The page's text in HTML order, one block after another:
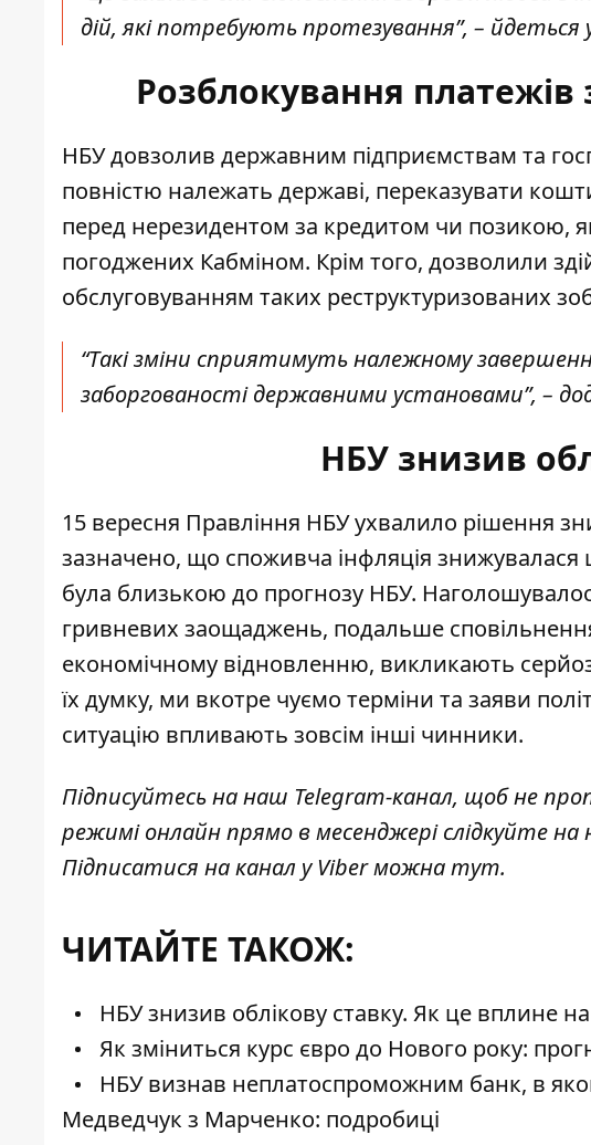
дій, які потребують протезування”, – йдеться
Розблокування
НБУ довзолив державним підприємствам та
повністю належать державі, переказувати
перед нерезидентом за кредитом чи позикою,
погоджених Кабміном. Крім того, дозволили
обслуговуванням таких реструктуризованих
“Такі зміни сприятимуть належному
заборгованості державними установами”, –
НБУ знизив
15 вересня Правління НБУ ухвалило рішення
зазначено, що споживча інфляція
була близькою до прогнозу НБУ.
гривневих заощаджень, подальше сповільнення
економічному відновленню, викликають
їх думку, ми вкотре чуємо терміни та заяви
ситуацію впливають зовсім інші чинники.
Підписуйтесь на наш Telegram-канал, щоб не
режимі онлайн прямо в месенджері слідкуйте
Підписатися на канал у Viber можнатут.
ЧИТАЙТЕ ТАКОЖ:
НБУ знизив облікову ставку. Як це вплине
Як зміниться курс євро до Нового року:
НБУ визнав неплатоспроможним банк, в
Медведчук з Марченко: подробиці